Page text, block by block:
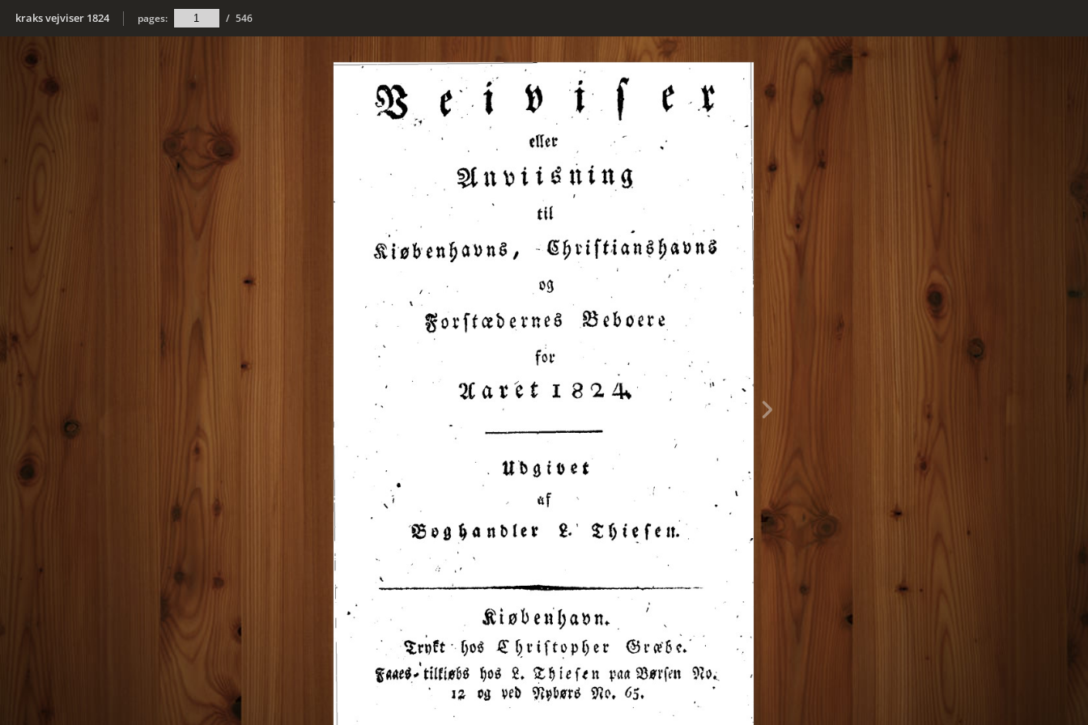
kraks vejviser 1824 pages: / 546